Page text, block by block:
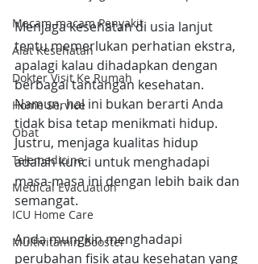
Macam-macam Penyakit
Alat Kesehatan
Dokter Visit Ke Rumah
Home Service
Obat
Telemedicine
Medical Evacuation
ICU Home Care
Multivitamin Booster
Menjaga kesehatan di usia lanjut
tentu memerlukan perhatian ekstra,
apalagi kalau dihadapkan dengan
berbagai tantangan kesehatan.
Namun, hal ini bukan berarti Anda
tidak bisa tetap menikmati hidup.
Justru, menjaga kualitas hidup
adalah kunci untuk menghadapi
masa-masa ini dengan lebih baik dan
semangat.
Anda mungkin menghadapi
perubahan fisik atau kesehatan yang